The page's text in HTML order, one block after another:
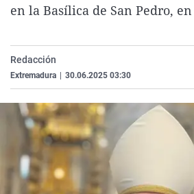
en la Basílica de San Pedro,
Redacción
Extremadura 30.06.2025 03:30